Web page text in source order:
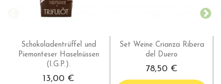
Schokoladentrüffel und
Piemonteser Haselnüssen
(I.G.P.).
13,00 €
Set Weine Crianza Ribera
del Duero
78,50 €